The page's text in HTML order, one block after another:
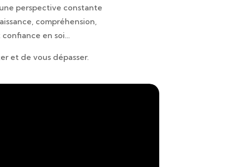
perspective constante
compréhension,
en soi…
et de vous dépasser.